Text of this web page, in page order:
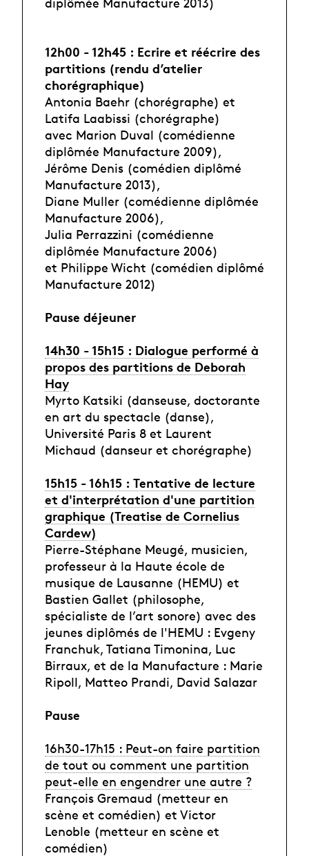
diplômée Manufacture 2013)
12h00 - 12h45 : Ecrire et réécrire des
partitions (rendu d’atelier
chorégraphique)
Antonia Baehr (chorégraphe) et
Latifa Laabissi (chorégraphe)
avec Marion Duval (comédienne
diplômée Manufacture 2009),
Jérôme Denis (comédien diplômé
Manufacture 2013),
Diane Muller (comédienne diplômée
Manufacture 2006),
Julia Perrazzini (comédienne
diplômée Manufacture 2006)
et Philippe Wicht (comédien diplômé
Manufacture 2012)
Pause déjeuner
14h30 - 15h15 : Dialogue performé à
propos des partitions de Deborah
Hay
Myrto Katsiki (danseuse, doctorante
en art du spectacle (danse),
Université Paris 8 et Laurent
Michaud (danseur et chorégraphe)
15h15 - 16h15 : Tentative de lecture
et d'interprétation d'une partition
graphique (Treatise de Cornelius
Cardew)
Pierre-Stéphane Meugé, musicien,
professeur à la Haute école de
musique de Lausanne (HEMU) et
Bastien Gallet (philosophe,
spécialiste de l’art sonore) avec des
jeunes diplômés de l'HEMU : Evgeny
Franchuk, Tatiana Timonina, Luc
Birraux, et de la Manufacture : Marie
Ripoll, Matteo Prandi, David Salazar
Pause
16h30-17h15 : Peut-on faire partition
de tout ou comment une partition
peut-elle en engendrer une autre ?
François Gremaud (metteur en
scène et comédien) et Victor
Lenoble (metteur en scène et
comédien)